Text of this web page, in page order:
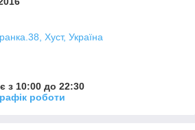
Хуст, Україна
з 10:00 до 22:30
роботи